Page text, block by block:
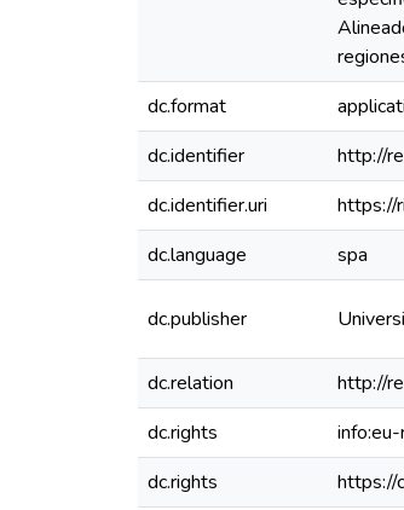
dc.format
dc.identifier
http://
dc.identifier.uri
https://
dc.language
spa
dc.publisher
dc.relation
http://
dc.rights
dc.rights
https://